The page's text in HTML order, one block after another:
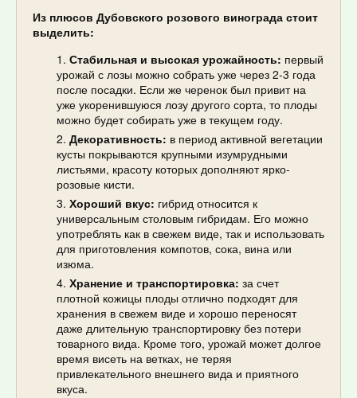
Из плюсов Дубовского розового винограда стоит
выделить:
Стабильная и высокая урожайность: первый
урожай с лозы можно собрать уже через 2-3 года
после посадки. Если же черенок был привит на
уже укоренившуюся лозу другого сорта, то плоды
можно будет собирать уже в текущем году.
Декоративность: в период активной вегетации
кусты покрываются крупными изумрудными
листьями, красоту которых дополняют ярко-
розовые кисти.
Хороший вкус: гибрид относится к
универсальным столовым гибридам. Его можно
употреблять как в свежем виде, так и использовать
для приготовления компотов, сока, вина или
изюма.
Хранение и транспортировка: за счет
плотной кожицы плоды отлично подходят для
хранения в свежем виде и хорошо переносят
даже длительную транспортировку без потери
товарного вида. Кроме того, урожай может долгое
время висеть на ветках, не теряя
привлекательного внешнего вида и приятного
вкуса.